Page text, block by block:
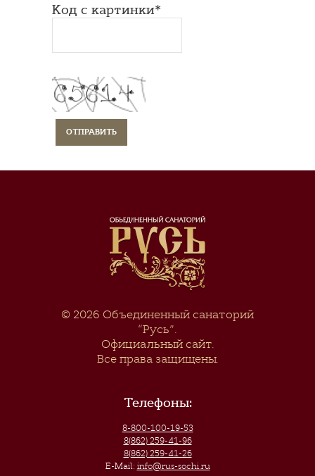
Код с картинки*
© 2026 Объединенный санаторий
“Русь”.
Официальный сайт.
Все права защищены.
Телефоны:
8-800-100-19-53
8(862) 259-41-96
8(862) 259-41-26
E-Mail: info@rus-sochi.ru